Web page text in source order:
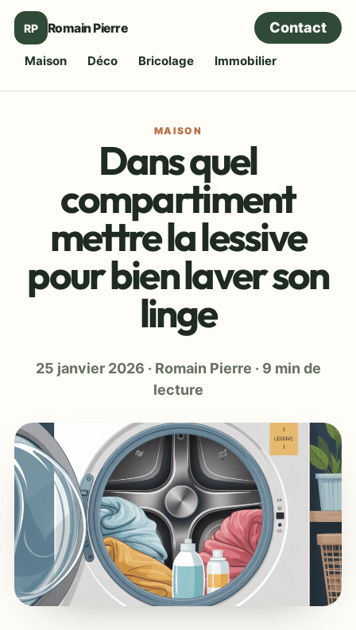
RP Romain Pierre
Maison Déco Bricolage Immobilier
Contact
MAISON
Dans quel
compartiment
mettre la lessive
pour bien laver son
linge
25 janvier 2026 · Romain Pierre · 9 min de
lecture